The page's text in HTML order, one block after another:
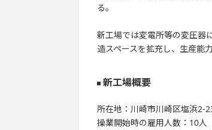
る。
新工場では変電所等の変圧器
造スペースを拡充し、生産能
新工場概要
所在地：川崎市川崎区塩浜2-
操業開始時の雇用人数：10人